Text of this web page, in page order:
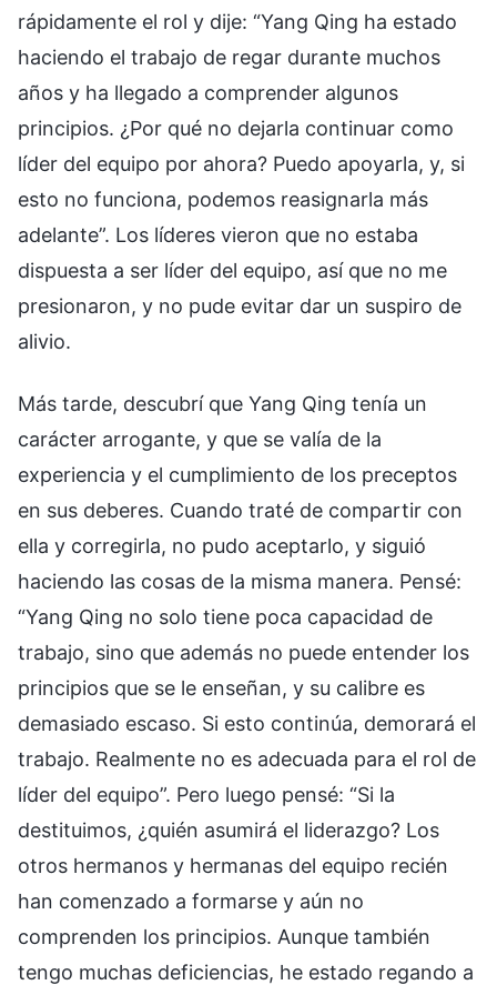
rápidamente el rol y dije: “Yang Qing ha estado
haciendo el trabajo de regar durante muchos
años y ha llegado a comprender algunos
principios. ¿Por qué no dejarla continuar como
líder del equipo por ahora? Puedo apoyarla, y, si
esto no funciona, podemos reasignarla más
adelante”. Los líderes vieron que no estaba
dispuesta a ser líder del equipo, así que no me
presionaron, y no pude evitar dar un suspiro de
alivio.
Más tarde, descubrí que Yang Qing tenía un
carácter arrogante, y que se valía de la
experiencia y el cumplimiento de los preceptos
en sus deberes. Cuando traté de compartir con
ella y corregirla, no pudo aceptarlo, y siguió
haciendo las cosas de la misma manera. Pensé:
“Yang Qing no solo tiene poca capacidad de
trabajo, sino que además no puede entender los
principios que se le enseñan, y su calibre es
demasiado escaso. Si esto continúa, demorará el
trabajo. Realmente no es adecuada para el rol de
líder del equipo”. Pero luego pensé: “Si la
destituimos, ¿quién asumirá el liderazgo? Los
otros hermanos y hermanas del equipo recién
han comenzado a formarse y aún no
comprenden los principios. Aunque también
tengo muchas deficiencias, he estado regando a